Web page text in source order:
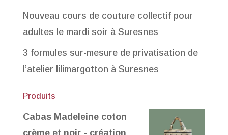
Nouveau cours de couture collectif pour
adultes le mardi soir à Suresnes
3 formules sur-mesure de privatisation de
l’atelier lilimargotton à Suresnes
Produits
Cabas Madeleine coton